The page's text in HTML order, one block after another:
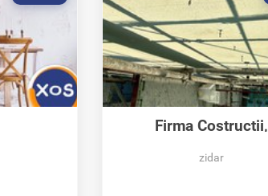
Firma Costructii,
zidar